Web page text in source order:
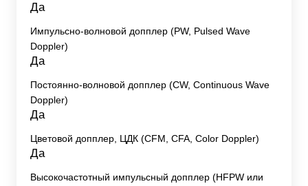
Да
Импульсно-волновой допплер (PW, Pulsed Wave
Doppler)
Да
Постоянно-волновой допплер (CW, Continuous Wave
Doppler)
Да
Цветовой допплер, ЦДК (CFM, CFA, Color Doppler)
Да
Высокочастотный импульсный допплер (HFPW или